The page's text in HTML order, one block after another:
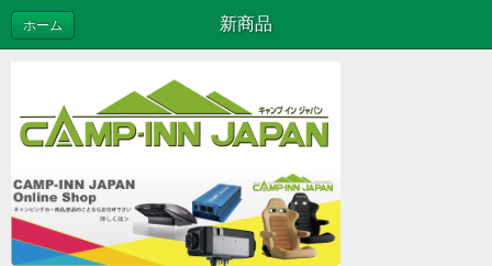
新商品
ホーム